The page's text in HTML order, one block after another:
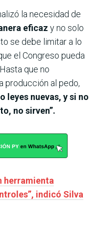
la necesidad de
eficaz y no solo
se debe limitar a lo
el Congreso pueda
que no
producción al pedo,
leyes nuevas, y si no
no sirven”.
herramienta
indicó Silva